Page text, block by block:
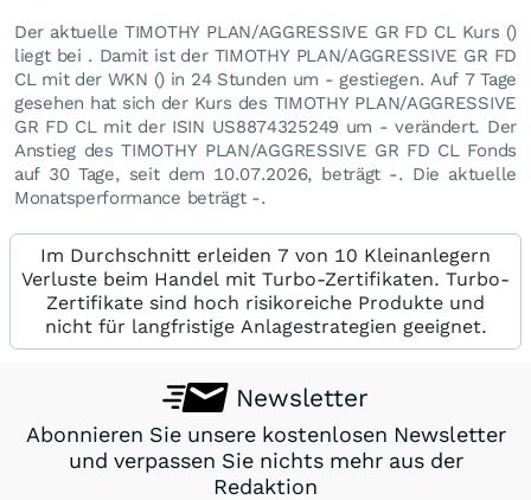
Der aktuelle TIMOTHY PLAN/AGGRESSIVE GR FD CL Kurs ()
liegt bei . Damit ist der TIMOTHY PLAN/AGGRESSIVE GR FD
CL mit der WKN () in 24 Stunden um - gestiegen. Auf 7 Tage
gesehen hat sich der Kurs des TIMOTHY PLAN/AGGRESSIVE
GR FD CL mit der ISIN US8874325249 um - verändert. Der
Anstieg des TIMOTHY PLAN/AGGRESSIVE GR FD CL Fonds
auf 30 Tage, seit dem 10.07.2026, beträgt -. Die aktuelle
Monatsperformance beträgt -.
Im Durchschnitt erleiden 7 von 10 Kleinanlegern
Verluste beim Handel mit Turbo-Zertifikaten. Turbo-
Zertifikate sind hoch risikoreiche Produkte und
nicht für langfristige Anlagestrategien geeignet.
Newsletter
Abonnieren Sie unsere kostenlosen Newsletter
und verpassen Sie nichts mehr aus der
Redaktion